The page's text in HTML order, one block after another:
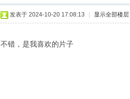
发表于 2024-10-20 17:08:13 显示全部楼层
不错，是我喜欢的片子